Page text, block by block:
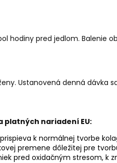
hodiny pred jedlom. Balenie
Ustanovená denná dávka
nariadení EU:
k normálnej tvorbe
premene dôležitej pre
pred oxidačným stresom, k